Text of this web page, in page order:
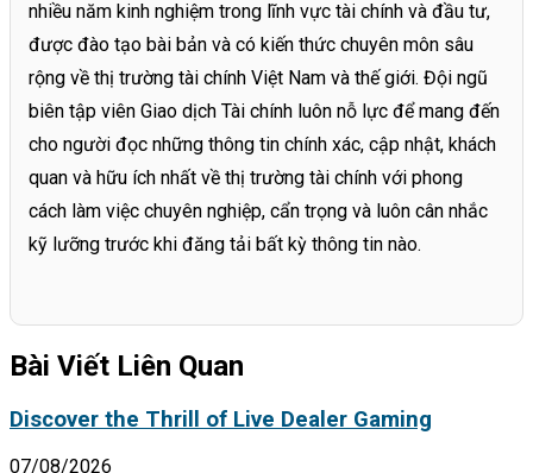
nhiều năm kinh nghiệm trong lĩnh vực tài chính và đầu tư,
được đào tạo bài bản và có kiến thức chuyên môn sâu
rộng về thị trường tài chính Việt Nam và thế giới. Đội ngũ
biên tập viên Giao dịch Tài chính luôn nỗ lực để mang đến
cho người đọc những thông tin chính xác, cập nhật, khách
quan và hữu ích nhất về thị trường tài chính với phong
cách làm việc chuyên nghiệp, cẩn trọng và luôn cân nhắc
kỹ lưỡng trước khi đăng tải bất kỳ thông tin nào.
Bài Viết Liên Quan
Discover the Thrill of Live Dealer Gaming
07/08/2026